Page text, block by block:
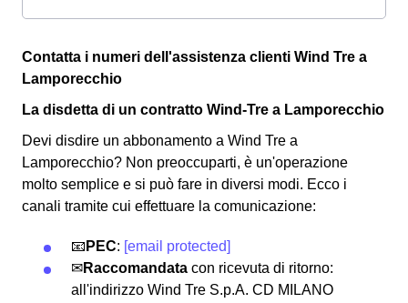
Contatta i numeri dell'assistenza clienti Wind Tre a
Lamporecchio
La disdetta di un contratto Wind-Tre a Lamporecchio
Devi disdire un abbonamento a Wind Tre a
Lamporecchio? Non preoccuparti, è un'operazione
molto semplice e si può fare in diversi modi. Ecco i
canali tramite cui effettuare la comunicazione:
📧 PEC: [email protected]
✉Raccomandata con ricevuta di ritorno:
all'indirizzo Wind Tre S.p.A. CD MILANO